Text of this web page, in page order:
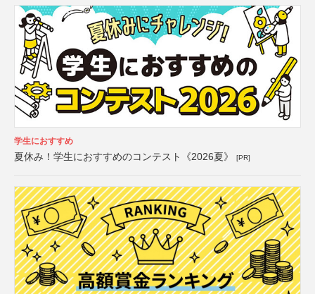
学生におすすめ
夏休み！学生におすすめのコンテスト《2026夏》 [PR]